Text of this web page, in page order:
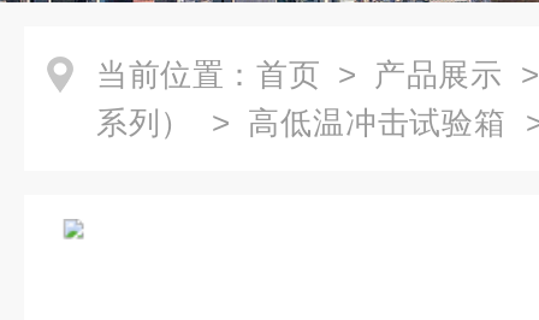
当前位置： 首页 > 产品展示
系列）
> 高低温冲击试验箱